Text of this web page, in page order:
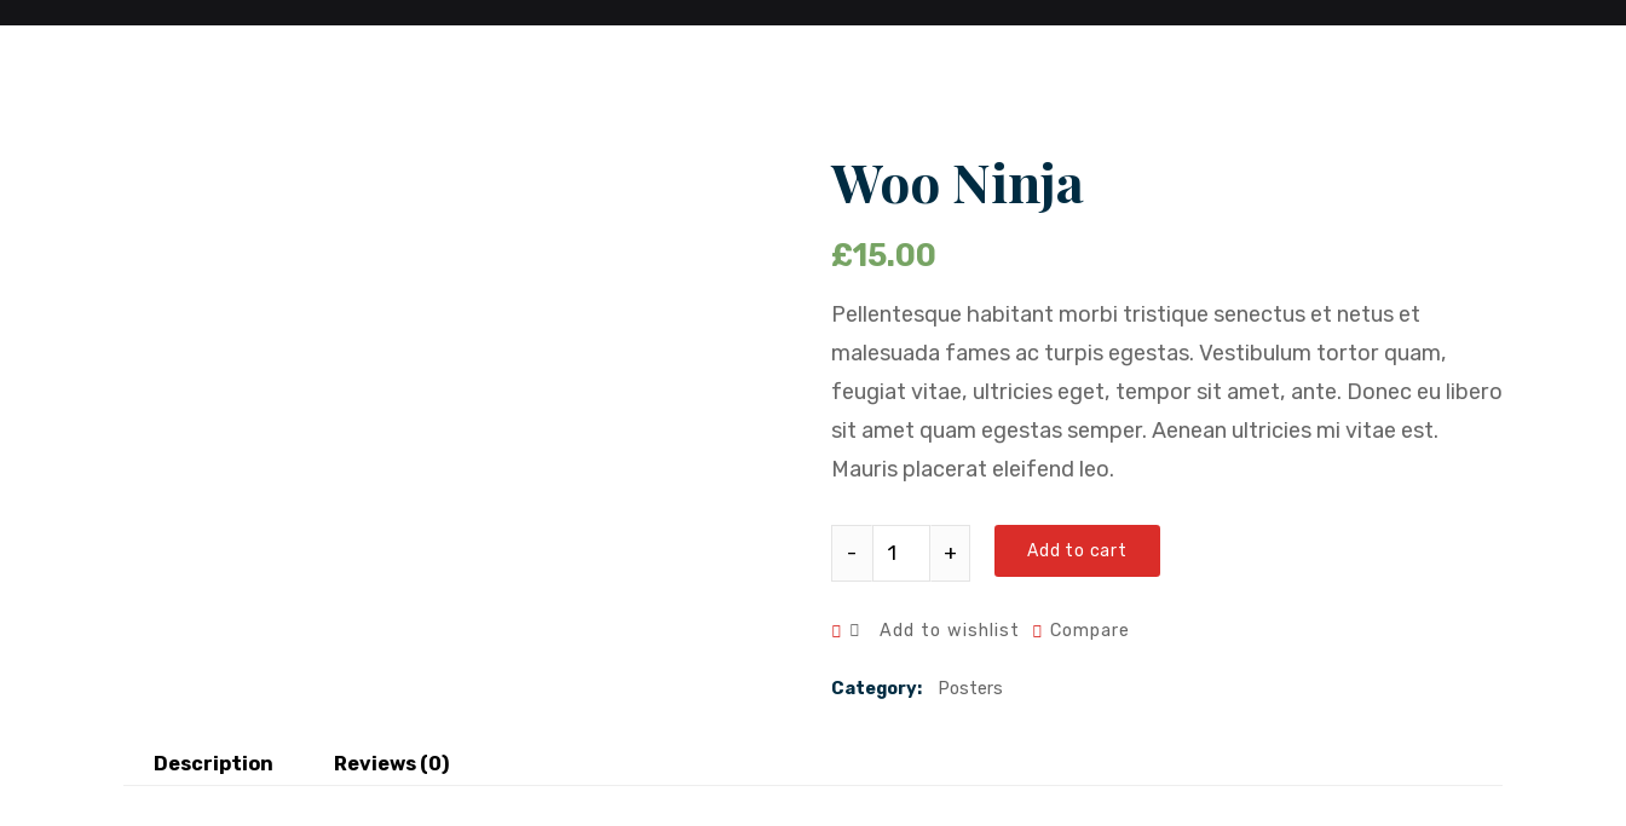
Woo Ninja
£15.00
Pellentesque habitant morbi tristique senectus et netus et
malesuada fames ac turpis egestas. Vestibulum tortor quam,
feugiat vitae, ultricies eget, tempor sit amet, ante. Donec eu libero
sit amet quam egestas semper. Aenean ultricies mi vitae est.
Mauris placerat eleifend leo.
Woo Ninja quantity Add to cart
Add to wishlist Compare
Category: Posters
Description Reviews (0)